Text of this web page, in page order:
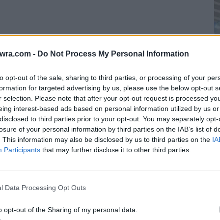
- Do Not Process My Personal Information
opt-out of the sale, sharing to third parties, or processing of your
for targeted advertising by us, please use the below opt-out
selection. Please note that after your opt-out request is processed
interest-based ads based on personal information utilized by us
to third parties prior to your opt-out. You may separately
of your personal information by third parties on the IAB’s list of
This information may also be disclosed by us to third parties on the
Participants that may further disclose it to other third parties.
Data Processing Opt Outs
opt-out of the Sharing of my personal data.
το είδος. Το αγαπώ, το σέβομαι και
ανέφερε με ειλικρίνεια η Γιώτα
την Κυριακή του Πάσχα στην εκπομπή
Καβέτσου. Η τραγουδίστρια, που έχει
της στο δημοτικό τραγούδι, δεν έκρυψε
της εμφάνισης.